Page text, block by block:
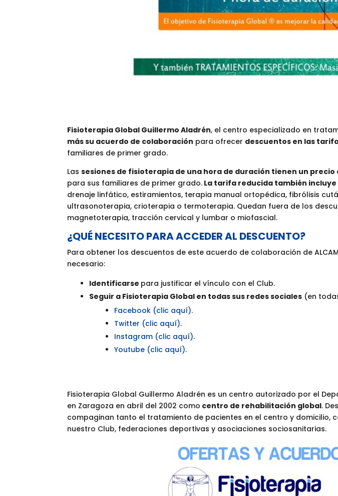
Fisioterapia Global Guillermo Aladrén, el centro especializado en
más su acuerdo de colaboración para ofrecer descuentos en las
familiares de primer grado.
Lassesiones de fisioterapia de una hora de duración tienen un precio
para sus familiares de primer grado. La tarifa reducida también
drenaje linfático, estiramientos, terapia manual ortopédica, fibrólisis
ultrasonoterapia, crioterapia o termoterapia. Quedan fuera de los
magnetoterapia, tracción cervical y lumbar o miofascial.
¿QUÉ NECESITO PARA ACCEDER AL DESCUENTO?
Para obtener los descuentos de este acuerdo de colaboración de
necesario:
Identificarse para justificar el vínculo con el Club.
Seguir a Fisioterapia Global en todas sus redes sociales (en
Facebook (clic aquí).
Twitter (clic aquí).
Instagram (clic aquí).
Youtube (clic aquí).
Fisioterapia Global Guillermo Aladrén es un centro autorizado por el
en Zaragoza en abril del 2002 como centro de rehabilitación global.
compaginan tanto el tratamiento de pacientes en el centro y domicilio,
nuestro Club, federaciones deportivas y asociaciones sociosanitarias.